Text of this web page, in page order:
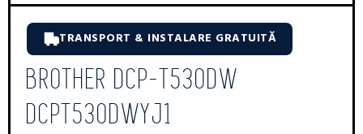
TRANSPORT & INSTALARE GRATUITĂ
BROTHER DCP-T530DW
DCPT530DWYJ1